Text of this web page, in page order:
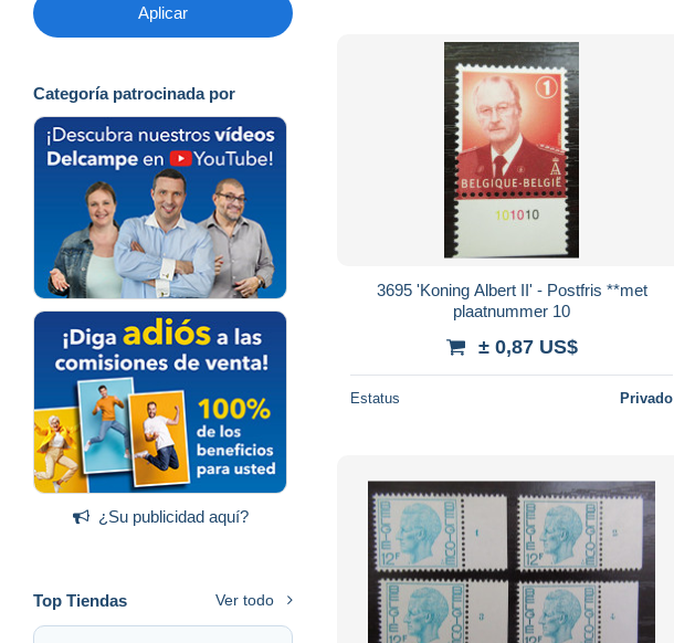
Aplicar
Categoría patrocinada por
¿Su publicidad aquí?
Top Tiendas Ver todo
3695 'Koning Albert II' - Postfris **met
plaatnummer 10
± 0,87 US$
Estatus Privado